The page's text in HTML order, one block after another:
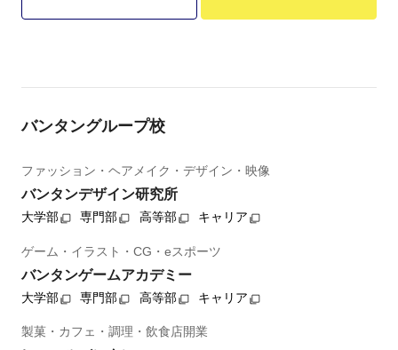
バンタングループ校
ファッション・ヘアメイク・デザイン・映像
バンタンデザイン研究所
大学部 専門部 高等部 キャリア
ゲーム・イラスト・CG・eスポーツ
バンタンゲームアカデミー
大学部 専門部 高等部 キャリア
製菓・カフェ・調理・飲食店開業